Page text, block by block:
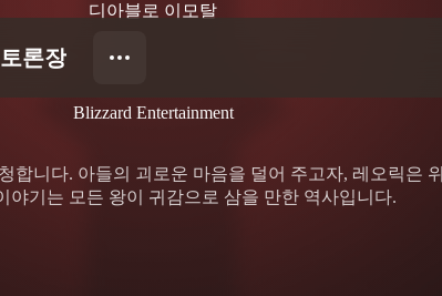
디아블로 이모탈
Blizzard Entertainment
니다. 아들의 괴로운 마음을 덜어 주고자, 레오릭은
기는 모든 왕이 귀감으로 삼을 만한 역사입니다.